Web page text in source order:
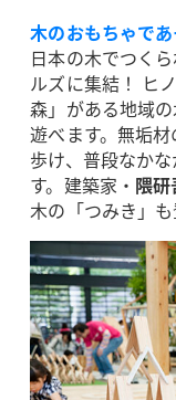
木のおもちゃで
日本の木でつく
ルズに集結！ ヒ
森」がある地域
遊べます。無垢
歩け、普段なか
す。建築家・ 隈研
木の「つみき」も